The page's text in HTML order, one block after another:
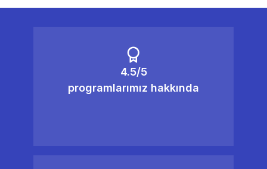
4.5/5
programlarımız hakkında